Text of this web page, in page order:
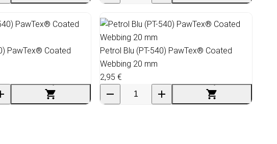
PawTex® Coated
Petrol Blu (PT-540) PawTex® Coated
Webbing 20 mm
2,95 €